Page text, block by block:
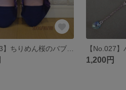
【No.023】ちりめん桜のバブーシュ(^_^)
1,200円